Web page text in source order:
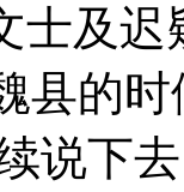
及迟
县的
说下